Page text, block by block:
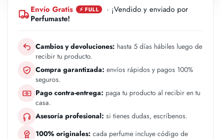
Envío Gratis ⚡ FULL
· ¡Vendido y enviado por
Perfumaste!
Cambios y devoluciones: hasta 5 días hábiles luego de
recibir tu producto.
Compra garantizada: envíos rápidos y pagos 100%
seguros.
Pago contra-entrega: paga tu producto al recibir en tu
casa.
Asesoría profesional: si tienes dudas, escríbenos.
100% originales: cada perfume incluye código de